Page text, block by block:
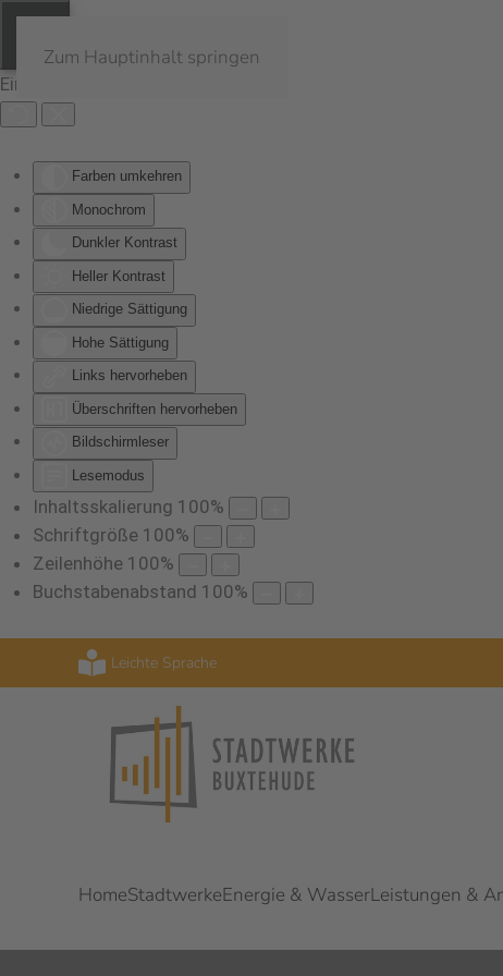
Eingabehilfen öffnen
Farben umkehren
Monochrom
Dunkler Kontrast
Heller Kontrast
Niedrige Sättigung
Hohe Sättigung
Links hervorheben
Überschriften hervorheben
Bildschirmleser
Lesemodus
Inhaltsskalierung 100%
Schriftgröße 100%
Zeilenhöhe 100%
Buchstabenabstand 100%
Zum Hauptinhalt springen
Leichte Sprache
HomeStadtwerkeEnergie & WasserLeistungen &